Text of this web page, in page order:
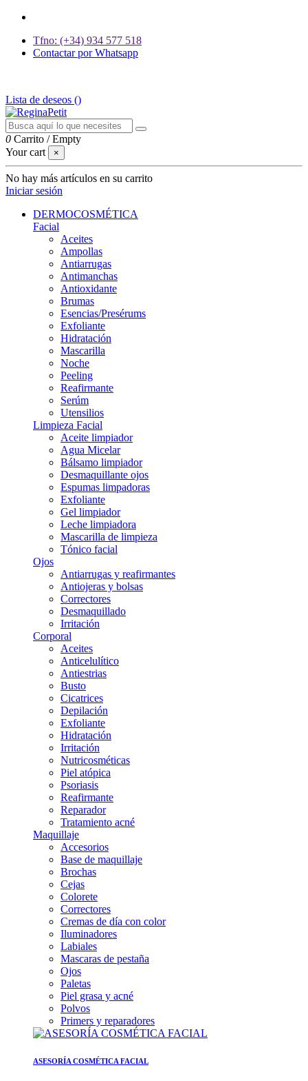
Tfno: (+34) 934 577 518
Contactar por Whatsapp
Lista de deseos ()
0 Carrito /Empty
Your cart
×
No hay más artículos en su carrito
Iniciar sesión
DERMOCOSMÉTICA
Facial
Aceites
Ampollas
Antiarrugas
Antimanchas
Antioxidante
Brumas
Esencias/Presérums
Exfoliante
Hidratación
Mascarilla
Noche
Peeling
Reafirmante
Serúm
Utensilios
Limpieza Facial
Aceite limpiador
Agua Micelar
Bálsamo limpiador
Desmaquillante ojos
Espumas limpadoras
Exfoliante
Gel limpiador
Leche limpiadora
Mascarilla de limpieza
Tónico facial
Ojos
Antiarrugas y reafirmantes
Antiojeras y bolsas
Correctores
Desmaquillado
Irritación
Corporal
Aceites
Anticelulítico
Antiestrias
Busto
Cicatrices
Depilación
Exfoliante
Hidratación
Irritación
Nutricosméticas
Piel atópica
Psoriasis
Reafirmante
Reparador
Tratamiento acné
Maquillaje
Accesorios
Base de maquillaje
Brochas
Cejas
Colorete
Correctores
Cremas de día con color
Iluminadores
Labiales
Mascaras de pestaña
Ojos
Paletas
Piel grasa y acné
Polvos
Primers y reparadores
ASESORÍA COSMÉTICA FACIAL